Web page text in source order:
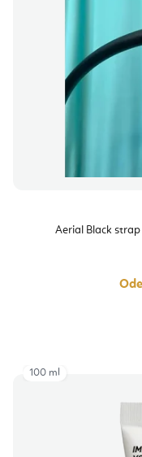
Aerial Black
100 ml